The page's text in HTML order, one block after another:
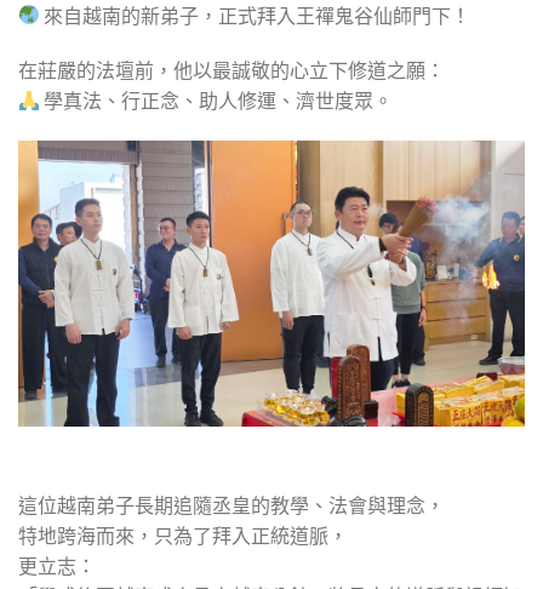
來自越南的新弟子，正式拜入王禪鬼谷仙師門下！
在莊嚴的法壇前，他以最誠敬的心立下修道之願：
學真法、行正念、助人修運、濟世度眾。
這位越南弟子長期追隨丞皇的教學、法會與理念，
特地跨海而來，只為了拜入正統道脈，
更立志：